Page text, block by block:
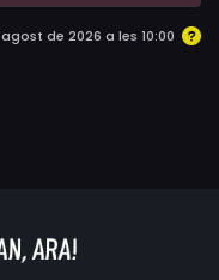
de 2026 a les 10:00